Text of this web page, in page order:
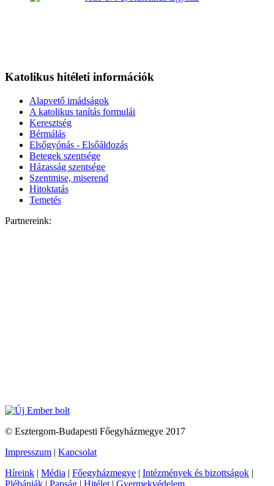
Katolikus hitéleti információk
Alapvető imádságok
A katolikus tanítás formulái
Keresztség
Bérmálás
Elsőgyónás - Elsőáldozás
Betegek szentsége
Házasság szentsége
Szentmise, miserend
Hitoktatás
Temetés
Partnereink:
© Esztergom-Budapesti Főegyházmegye 2017
Impresszum | Kapcsolat
Híreink | Média | Főegyházmegye | Intézmények és bizottságok |
Plébániák | Papság | Hitélet | Gyermekvédelem